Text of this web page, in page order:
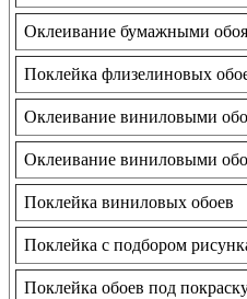
Оклеивание бумажными
Поклейка флизелиновых
Оклеивание виниловыми
Оклеивание виниловыми
Поклейка виниловых обоев
Поклейка с подбором
Поклейка обоев под